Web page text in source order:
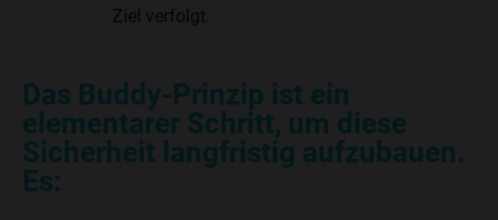
Ziel verfolgt.
Das Buddy-Prinzip ist ein
elementarer Schritt, um diese
Sicherheit langfristig aufzubauen.
Es: